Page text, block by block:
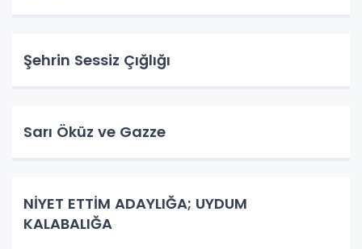
Şehrin Sessiz Çığlığı
Sarı Öküz ve Gazze
NİYET ETTİM ADAYLIĞA; UYDUM
KALABALIĞA